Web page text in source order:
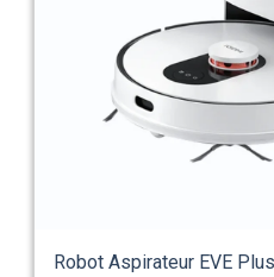
Robot Aspirateur EVE